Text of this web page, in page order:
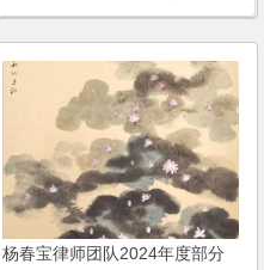
杨春宝律师团队2024年度部分